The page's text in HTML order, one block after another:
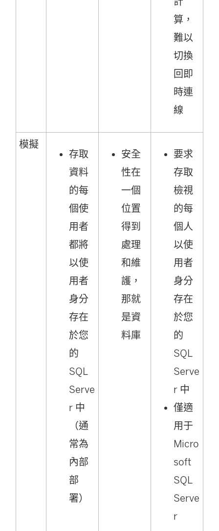
算，
難以
切換
回即
時連
線
模擬
存取
資料
的每
個使
用者
都將
以使
用者
身分
存在
於您
的
SQL
Serve
r 中
（通
常為
內部
部
署）
安全
性在
一個
位置
得到
處理
和維
護，
那就
是資
料庫
要求
存取
檢視
的每
個人
以使
用者
身分
存在
於您
的
SQL
Serve
r 中
僅適
用于
Micro
soft
SQL
Serve
r